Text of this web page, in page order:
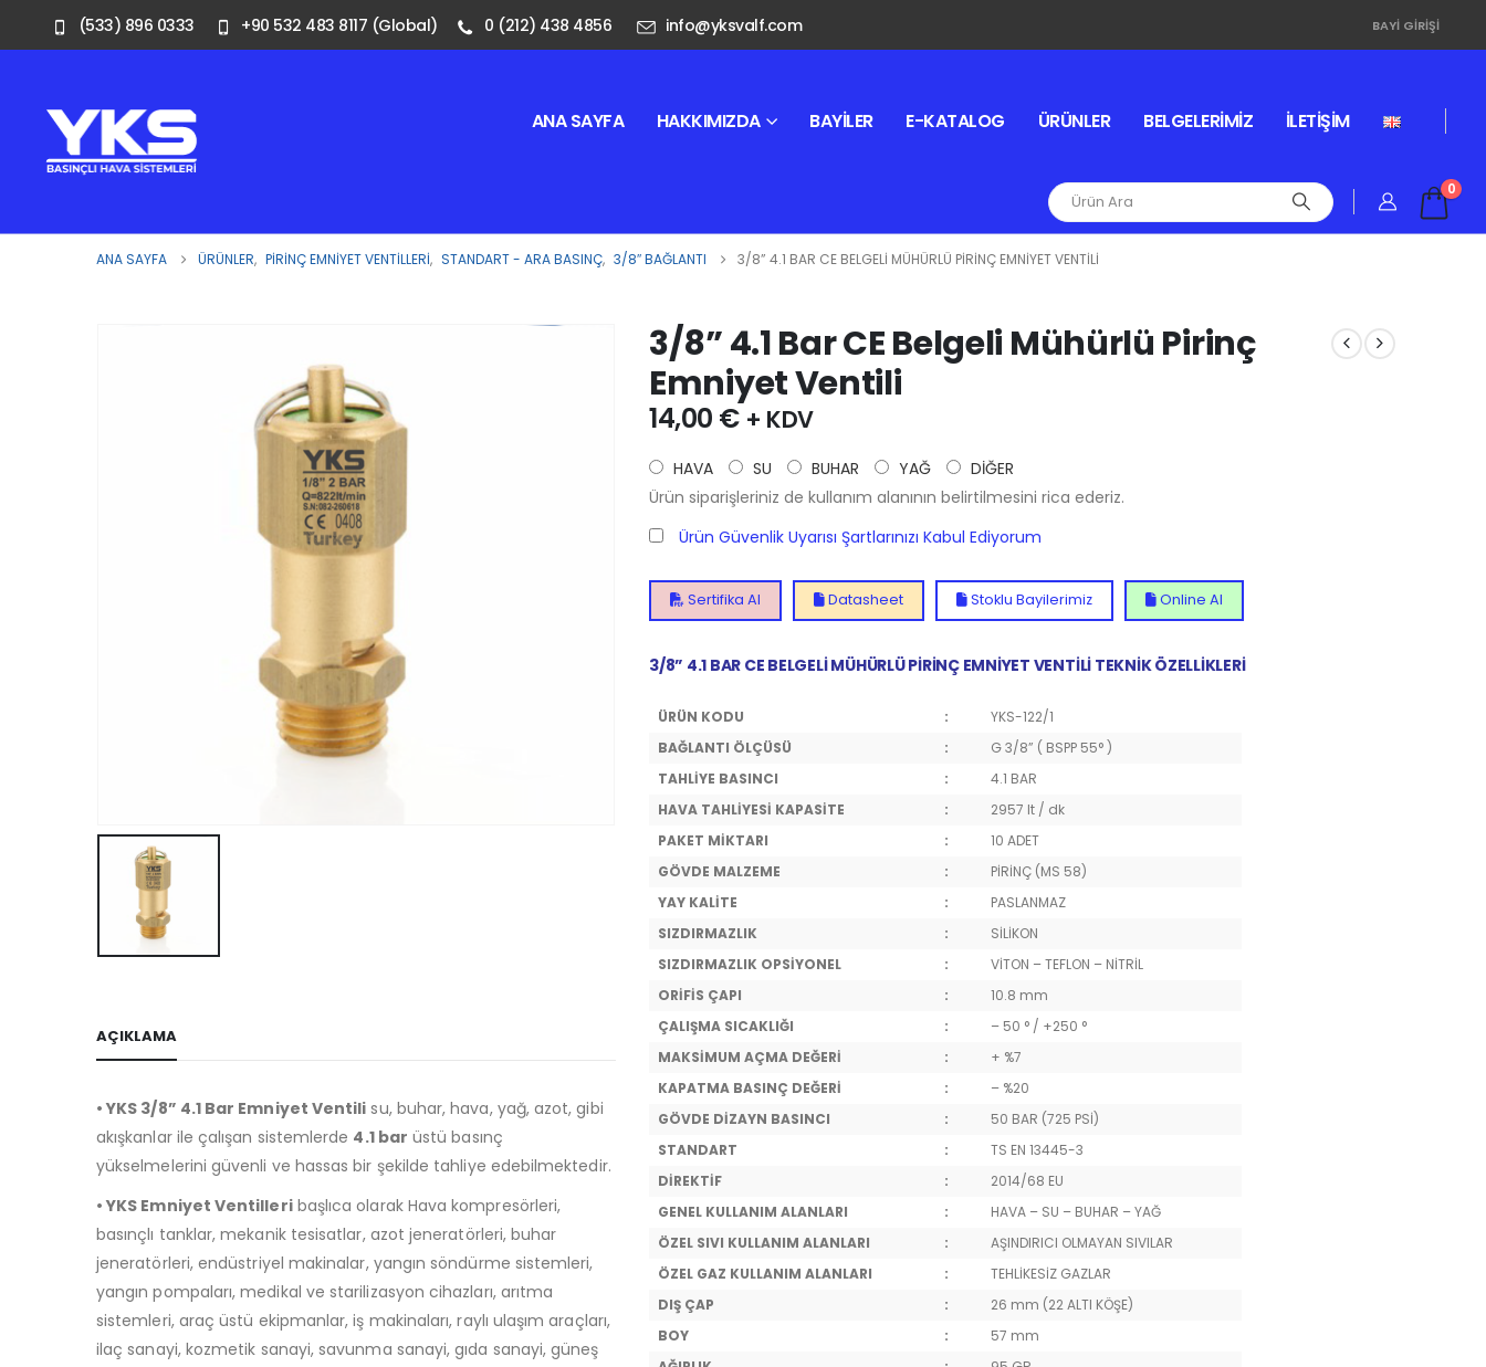
(533) 896 0333 +90 532 483 8117 (Global) 0 (212) 438 4856 info@yksvalf.com BAYI GIRIŞI
ANA SAYFA HAKKIMIZDA BAYILER E-KATALOG ÜRÜNLER BELGELERIMIZ İLETIŞIM
0
ANA SAYFA ÜRÜNLER, PIRINÇ EMNIYET VENTILLERI, STANDART - ARA BASINÇ, 3/8″ BAĞLANTI 3/8” 4.1 BAR CE BELGELI MÜHÜRLÜ PIRINÇ EMNIYET VENTILI
AÇIKLAMA
• YKS 3/8” 4.1 Bar Emniyet Ventili su, buhar, hava, yağ, azot, gibi
akışkanlar ile çalışan sistemlerde 4.1 bar üstü basınç
yükselmelerini güvenli ve hassas bir şekilde tahliye edebilmektedir.
• YKS Emniyet Ventilleribaşlıca olarak Hava kompresörleri,
basınçlı tanklar, mekanik tesisatlar, azot jeneratörleri, buhar
jeneratörleri, endüstriyel makinalar, yangın söndürme sistemleri,
yangın pompaları, medikal ve starilizasyon cihazları, arıtma
sistemleri, araç üstü ekipmanlar, iş makinaları, raylı ulaşım araçları,
ilaç sanayi, kozmetik sanayi, savunma sanayi, gıda sanayi, güneş
3/8” 4.1 Bar CE Belgeli Mühürlü Pirinç
Emniyet Ventili
14,00 € + KDV
HAVA SU BUHAR YAĞ
DİĞER
Ürün siparişleriniz de kullanım alanının belirtilmesini rica ederiz.
Ürün Güvenlik Uyarısı Şartlarınızı Kabul Ediyorum
Sertifika Al Datasheet Stoklu Bayilerimiz Online Al
3/8” 4.1 BAR CE BELGELİ MÜHÜRLÜ PİRİNÇ EMNİYET VENTİLİ TEKNİK ÖZELLİKLERİ
ÜRÜN KODU :
YKS-122/1
BAĞLANTI ÖLÇÜSÜ
:
G 3/8” ( BSPP 55° )
TAHLİYE BASINCI
:
4.1 BAR
HAVA TAHLİYESİ KAPASİTE
:
2957 lt / dk
PAKET MİKTARI
:
10 ADET
GÖVDE MALZEME
:
PİRİNÇ (MS 58)
YAY KALİTE
:
PASLANMAZ
SIZDIRMAZLIK
:
SİLİKON
SIZDIRMAZLIK OPSİYONEL
:
VİTON – TEFLON – NİTRİL
ORİFİS ÇAPI
:
10.8 mm
ÇALIŞMA SICAKLIĞI
:
– 50 ° / +250 °
MAKSİMUM AÇMA DEĞERİ
:
+ %7
KAPATMA BASINÇ DEĞERİ
:
– %20
GÖVDE DİZAYN BASINCI
:
50 BAR (725 PSİ)
STANDART
:
TS EN 13445-3
DİREKTİF
:
2014/68 EU
GENEL KULLANIM ALANLARI
:
HAVA – SU – BUHAR – YAĞ
ÖZEL SIVI KULLANIM ALANLARI
:
AŞINDIRICI OLMAYAN SIVILAR
ÖZEL GAZ KULLANIM ALANLARI
:
TEHLİKESİZ GAZLAR
DIŞ ÇAP
:
26 mm (22 ALTI KÖŞE)
BOY
:
57 mm